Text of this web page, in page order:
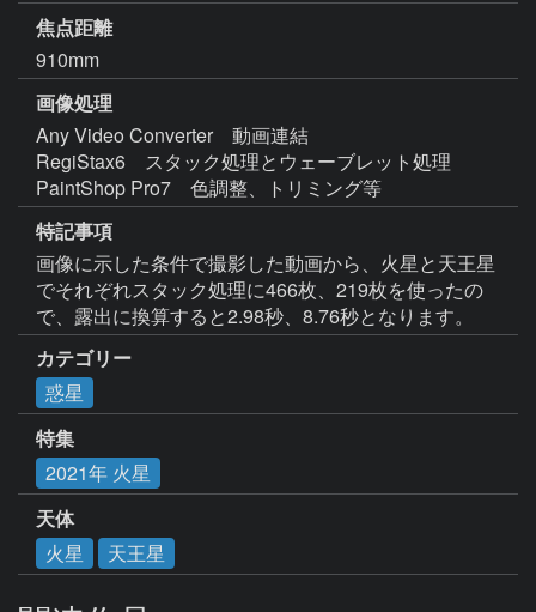
焦点距離
910mm
画像処理
Any Video Converter　動画連結
RegiStax6　スタック処理とウェーブレット処理
PaintShop Pro7　色調整、トリミング等
特記事項
画像に示した条件で撮影した動画から、火星と天王星
でそれぞれスタック処理に466枚、219枚を使ったの
で、露出に換算すると2.98秒、8.76秒となります。
カテゴリー
惑星
特集
2021年 火星
天体
火星
天王星